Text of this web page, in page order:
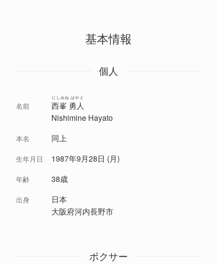
基本情報
個人
名前 西峯 勇人
にしみね はやと
Nishimine Hayato
本名 同上
生年月日 1987年9月28日 (月)
年齢 38歳
出身
日本
大阪府河内長野市
ボクサー